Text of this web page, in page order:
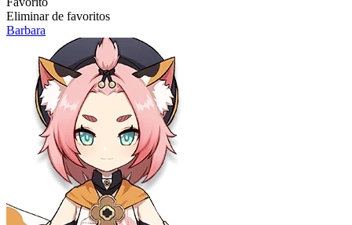
Eliminar de favoritos
Barbara